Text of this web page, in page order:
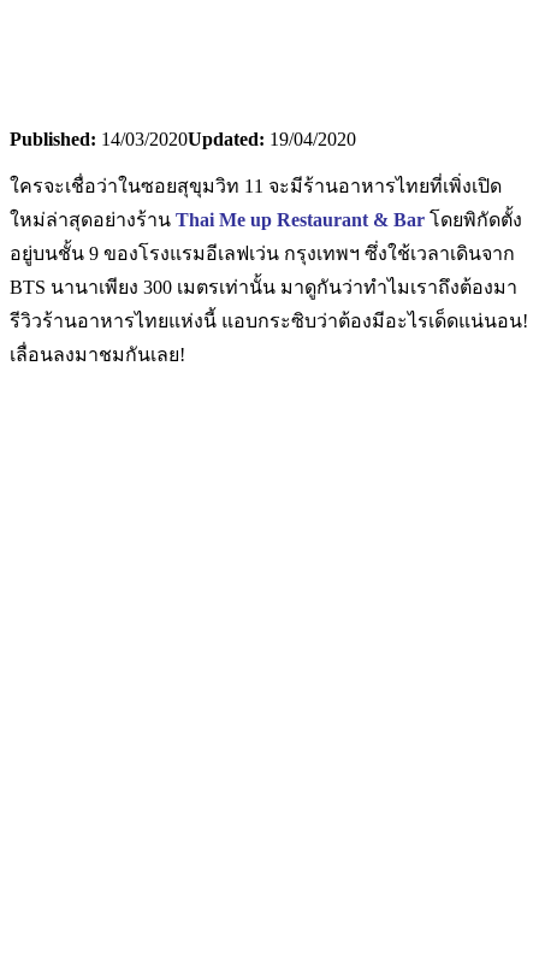
Published: 14/03/2020Updated: 19/04/2020
ใครจะเชื่อว่าในซอยสุขุมวิท 11 จะมีร้านอาหารไทยที่เพิ่งเปิด
ใหม่ล่าสุดอย่างร้าน Thai Me up Restaurant & Bar โดยพิกัดตั้ง
อยู่บนชั้น 9 ของโรงแรมอีเลฟเว่น กรุงเทพฯ ซึ่งใช้เวลาเดินจาก
BTS นานาเพียง 300 เมตรเท่านั้น มาดูกันว่าทำไมเราถึงต้องมา
รีวิวร้านอาหารไทยแห่งนี้ แอบกระซิบว่าต้องมีอะไรเด็ดแน่นอน!
เลื่อนลงมาชมกันเลย!